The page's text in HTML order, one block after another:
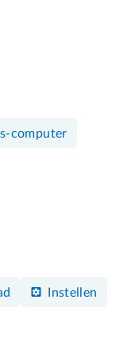
computer
Instellen